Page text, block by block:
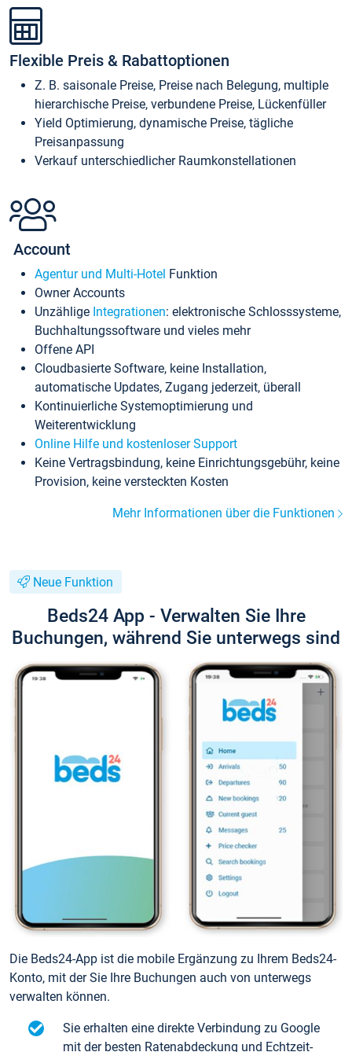
Flexible Preis & Rabattoptionen
Z. B. saisonale Preise, Preise nach Belegung, multiple
hierarchische Preise, verbundene Preise, Lückenfüller
Yield Optimierung, dynamische Preise, tägliche
Preisanpassung
Verkauf unterschiedlicher Raumkonstellationen
Account
Agentur und Multi-Hotel Funktion
Owner Accounts
Unzählige Integrationen: elektronische Schlosssysteme,
Buchhaltungssoftware und vieles mehr
Offene API
Cloudbasierte Software, keine Installation,
automatische Updates, Zugang jederzeit, überall
Kontinuierliche Systemoptimierung und
Weiterentwicklung
Online Hilfe und kostenloser Support
Keine Vertragsbindung, keine Einrichtungsgebühr, keine
Provision, keine versteckten Kosten
Mehr Informationen über die Funktionen
Neue Funktion
Beds24 App - Verwalten Sie Ihre
Buchungen, während Sie unterwegs sind
Die Beds24-App ist die mobile Ergänzung zu Ihrem Beds24-
Konto, mit der Sie Ihre Buchungen auch von unterwegs
verwalten können.
Sie erhalten eine direkte Verbindung zu Google
mit der besten Ratenabdeckung und Echtzeit-